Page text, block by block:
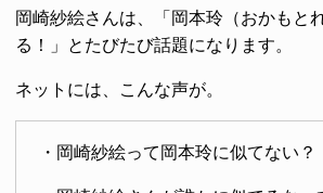
岡崎紗絵さんは、「岡本玲（おかもと
る！」とたびたび話題になります。
ネットには、こんな声が。
・岡崎紗絵って岡本玲に似てない？